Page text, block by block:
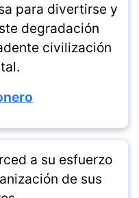
para divertirse y
degradación
civilización
a su esfuerzo
de sus